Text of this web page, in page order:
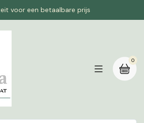
voor een betaalbare prijs
0